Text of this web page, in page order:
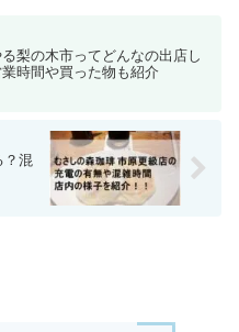
梨の木市ってどんなの出店し
時間や買った物も紹介
？混